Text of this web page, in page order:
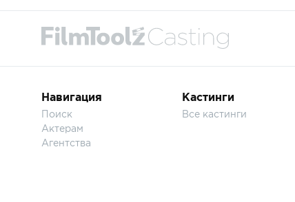
Навигация
Поиск
Актерам
Агентства
Кастинги
Все кастинги